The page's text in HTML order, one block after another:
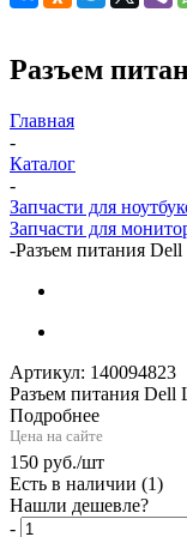
Разъем
Главная
-
Каталог
-
Запчасти для
Запчасти для
-Разъем питания
Артикул: 140094823
Разъем питания Dell
Подробнее
Цена на сайте
150 руб./шт
Есть в наличии (1)
Нашли дешевле?
-